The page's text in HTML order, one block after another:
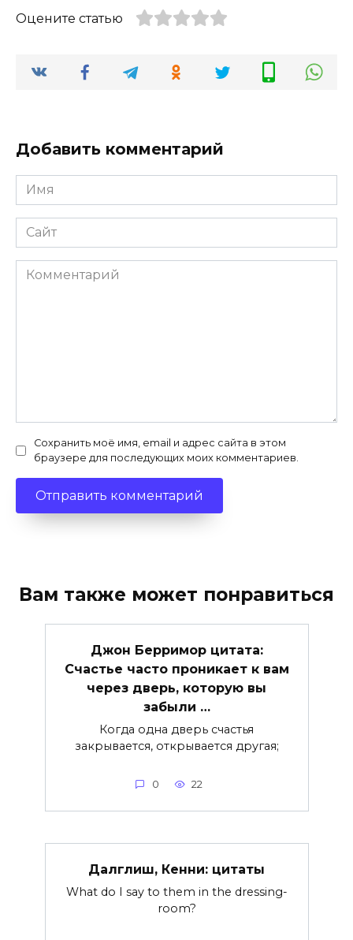
Оцените статью
Добавить комментарий
Имя
*
Сайт
Комментарий
Сохранить моё имя, email и адрес сайта в этом
браузере для последующих моих комментариев.
Вам также может понравиться
Джон Берримор цитата:
Счастье часто проникает к вам
через дверь, которую вы
забыли …
Когда одна дверь счастья
закрывается, открывается другая;
0 22
Далглиш, Кенни: цитаты
What do I say to them in the dressing-
room?